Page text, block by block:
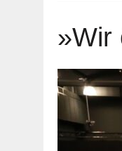
»Wir